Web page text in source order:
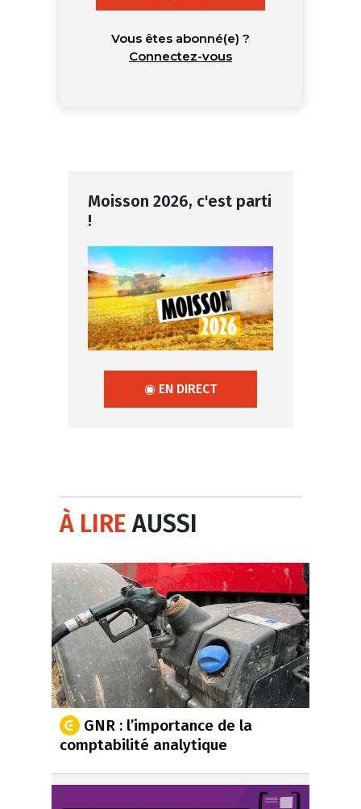
Vous êtes abonné(e) ?
Connectez-vous
Moisson 2026, c'est parti
!
◉ EN DIRECT
À LIREAUSSI
GNR : l’importance de la
comptabilité analytique